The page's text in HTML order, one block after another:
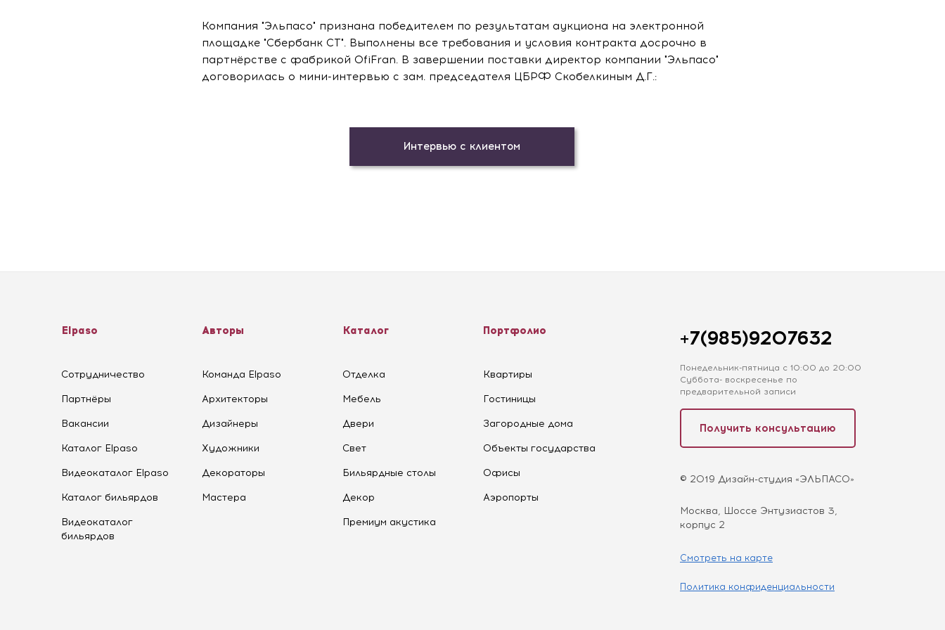
Компания "Эльпасо" признана победителем по результатам аукциона на электронной
площадке "Сбербанк СТ". Выполнены все требования и условия контракта досрочно в
партнёрстве с фабрикой OfiFran. В завершении поставки директор компании "Эльпасо"
договорилась о мини-интервью с зам. председателя ЦБРФ Скобелкиным Д.Г.:
Интервью с клиентом
Elpaso
Сотрудничество
Партнёры
Вакансии
Каталог Elpaso
Видеокаталог Elpaso
Каталог бильярдов
Видеокаталог
бильярдов
Авторы
Команда Elpaso
Архитекторы
Дизайнеры
Художники
Декораторы
Мастера
Каталог
Отделка
Мебель
Двери
Свет
Бильярдные столы
Декор
Премиум акустика
Портфолио
Квартиры
Гостиницы
Загородные дома
Объекты государства
Офисы
Аэропорты
+7(985)9207632
Понедельник-пятница с 10:00 до 20:00
Суббота- воскресенье по
предварительной записи
Получить консультацию
© 2019 Дизайн-студия «ЭЛЬПАСО»
Москва, Шоссе Энтузиастов 3,
корпус 2
Смотреть на карте
Политика конфиденциальности